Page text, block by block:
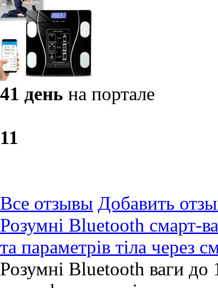
41 день на портале
11
Все отзывы Добавить
Розумні Bluetooth смарт-
та параметрів тіла через
Розумні Bluetooth ваги до